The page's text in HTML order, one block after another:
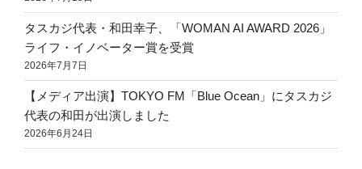
タスカジ代表・和田幸子、「WOMAN AI AWARD 2026」
ライフ・イノベーター賞を受賞
2026年7月7日
【メディア出演】TOKYO FM「Blue Ocean」にタスカジ
代表の和田が出演しました
2026年6月24日